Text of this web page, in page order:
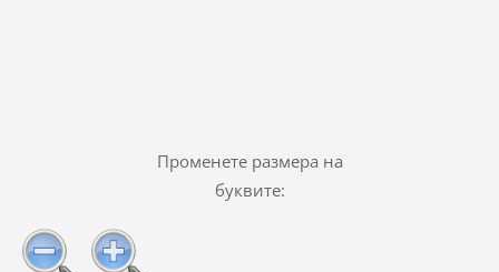
Променете размера на
буквите: